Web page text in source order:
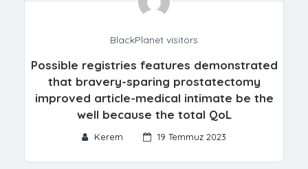
BlackPlanet visitors
Possible registries features demonstrated
that bravery-sparing prostatectomy
improved article-medical intimate be the
well because the total QoL
Kerem 19 Temmuz 2023